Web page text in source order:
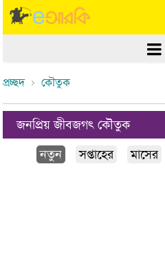
প্রচ্ছদ কৌতুক
জনপ্রিয় জীবজগৎ কৌতুক
নতুন
সপ্তাহের মাসের